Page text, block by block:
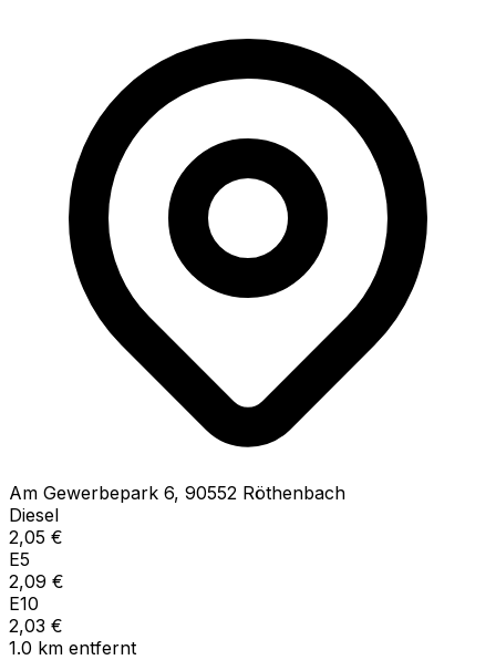
Am Gewerbepark 6, 90552 Röthenbach
Diesel
2,05 €
E5
2,09 €
E10
2,03 €
1.0 km entfernt